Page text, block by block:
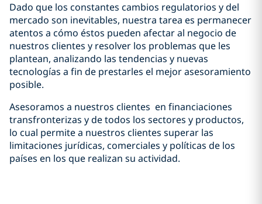
Dado que los constantes cambios regulatorios y del
mercado son inevitables, nuestra tarea es permanecer
atentos a cómo éstos pueden afectar al negocio de
nuestros clientes y resolver los problemas que les
plantean, analizando las tendencias y nuevas
tecnologías a fin de prestarles el mejor asesoramiento
posible.
Asesoramos a nuestros clientes en financiaciones
transfronterizas y de todos los sectores y productos,
lo cual permite a nuestros clientes superar las
limitaciones jurídicas, comerciales y políticas de los
países en los que realizan su actividad.